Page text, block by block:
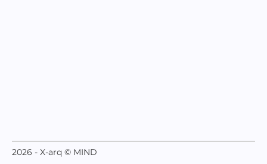
2026 - X-arq © MIND